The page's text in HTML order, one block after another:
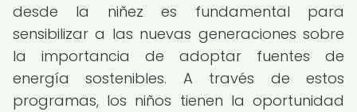
desde la niñez es fundamental para
sensibilizar a las nuevas generaciones sobre
la importancia de adoptar fuentes de
energía sostenibles. A través de estos
programas, los niños tienen la oportunidad